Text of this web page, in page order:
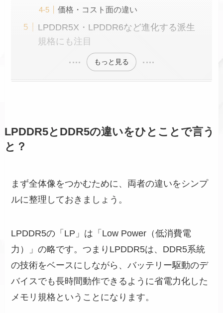
価格・コスト面の違い
LPDDR5X・LPDDR6など進化する派生
規格にも注目
もっと見る
LPDDR5とDDR5の違いをひとことで言う
と？
まず全体像をつかむために、両者の違いをシンプ
ルに整理しておきましょう。
LPDDR5の「LP」は「Low Power（低消費電
力）」の略です。つまりLPDDR5は、DDR5系統
の技術をベースにしながら、バッテリー駆動のデ
バイスでも長時間動作できるように省電力化した
メモリ規格ということになります。